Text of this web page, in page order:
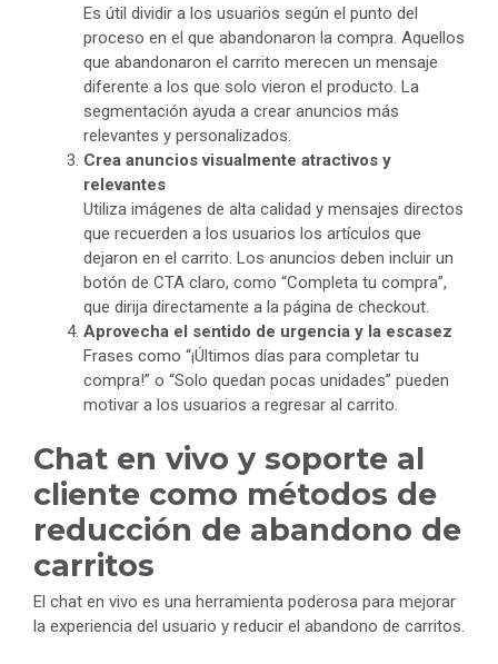
Es útil dividir a los usuarios según el punto del
proceso en el que abandonaron la compra. Aquellos
que abandonaron el carrito merecen un mensaje
diferente a los que solo vieron el producto. La
segmentación ayuda a crear anuncios más
relevantes y personalizados.
Crea anuncios visualmente atractivos y
relevantes
Utiliza imágenes de alta calidad y mensajes directos
que recuerden a los usuarios los artículos que
dejaron en el carrito. Los anuncios deben incluir un
botón de CTA claro, como “Completa tu compra”,
que dirija directamente a la página de checkout.
Aprovecha el sentido de urgencia y la escasez
Frases como “¡Últimos días para completar tu
compra!” o “Solo quedan pocas unidades” pueden
motivar a los usuarios a regresar al carrito.
Chat en vivo y soporte al
cliente como métodos de
reducción de abandono de
carritos
El chat en vivo es una herramienta poderosa para mejorar
la experiencia del usuario y reducir el abandono de carritos.